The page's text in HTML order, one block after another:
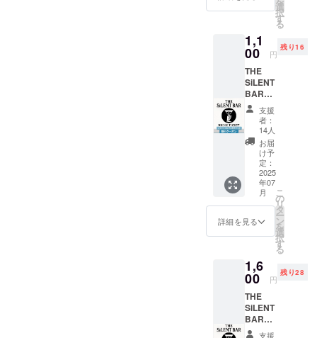
にきた
子供た
菓子を
上げる
ことが
できる
チケッ
トで
す。愛
情のこ
もった
リター
ンにな
りま
す。 ・
あげる
子供た
ちは中
学生以
駄菓子
は内容
は
THESiL
ENT
BARス
タッフ
選
択
す
る
1,1
00 円
残り16
THE
SiLENT
BAR
ソフト
ドリン
ク3杯チ
ケッ
ト 割
引クー
ポン
【ソフ
トドリ
ンク3杯
チケッ
ト 割
引クー
・ザ・
サイレ
ント
バーに
てソフ
トドリ
ンク3杯
支援
者：
14人
お届
け予
定：
2025
年07
月
詳細を見る
こ
の
リ
タ
ー
ン
を
選
択
す
る
1,6
00 円
残り28
THE
SiLENT
BAR
アル支援